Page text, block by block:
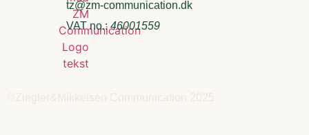
tz@zm-communication.dk
VAT no.: 46001559
©Ziegler&Mikkelsen Communication 2025